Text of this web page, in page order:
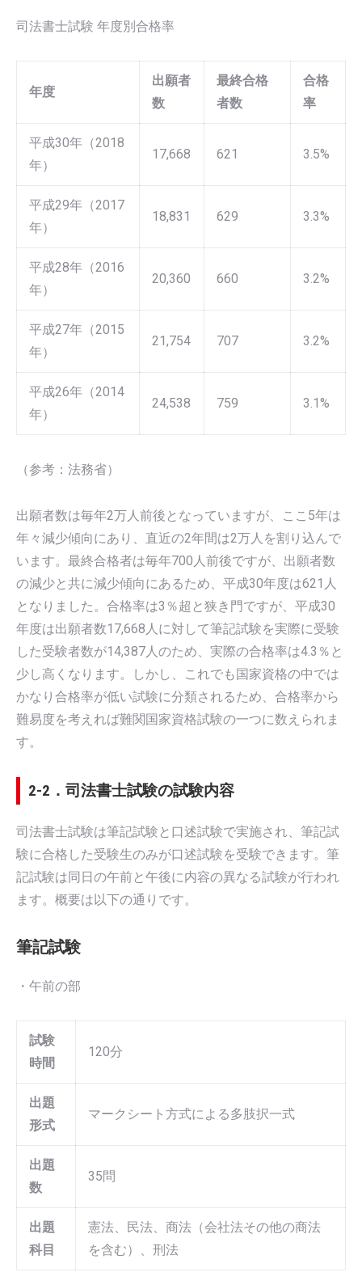
司法書士試験 年度別合格率
年度
出願者
数
最終合格
者数
合格
率
平成30年（2018
年）
17,668 621 3.5%
平成29年（2017
年）
18,831 629 3.3%
平成28年（2016
年）
20,360 660 3.2%
平成27年（2015
年）
21,754 707 3.2%
平成26年（2014
年）
24,538 759 3.1%
（参考：法務省）
出願者数は毎年2万人前後となっていますが、ここ5年は
年々減少傾向にあり、直近の2年間は2万人を割り込んで
います。最終合格者は毎年700人前後ですが、出願者数
の減少と共に減少傾向にあるため、平成30年度は621人
となりました。合格率は3％超と狭き門ですが、平成30
年度は出願者数17,668人に対して筆記試験を実際に受験
した受験者数が14,387人のため、実際の合格率は4.3％と
少し高くなります。しかし、これでも国家資格の中では
かなり合格率が低い試験に分類されるため、合格率から
難易度を考えれば難関国家資格試験の一つに数えられま
す。
2-2．司法書士試験の試験内容
司法書士試験は筆記試験と口述試験で実施され、筆記試
験に合格した受験生のみが口述試験を受験できます。筆
記試験は同日の午前と午後に内容の異なる試験が行われ
ます。概要は以下の通りです。
筆記試験
・午前の部
試験
時間
120分
出題
形式
マークシート方式による多肢択一式
出題
数
35問
出題
科目
憲法、民法、商法（会社法その他の商法
を含む）、刑法